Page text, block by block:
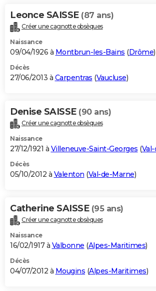
Leonce SAISSE (87 ans)
Créer une cagnotte obsèques
Naissance
09/04/1926 à Montbrun-les-Bains (Drôme)
Décès
27/06/2013 à Carpentras (Vaucluse)
Denise SAISSE (90 ans)
Créer une cagnotte obsèques
Naissance
27/12/1921 à Villeneuve-Saint-Georges (
Décès
05/10/2012 à Valenton (Val-de-Marne)
Catherine SAISSE (95 ans)
Créer une cagnotte obsèques
Naissance
16/02/1917 à Valbonne (Alpes-Maritimes)
Décès
04/07/2012 à Mougins (Alpes-Maritimes)